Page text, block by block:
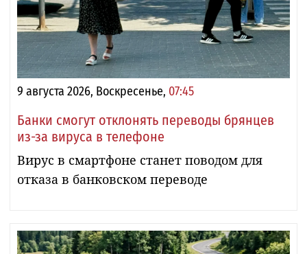
9 августа 2026, Воскресенье, 07:45
Банки смогут отклонять переводы брянцев
из-за вируса в телефоне
Вирус в смартфоне станет поводом для
отказа в банковском переводе